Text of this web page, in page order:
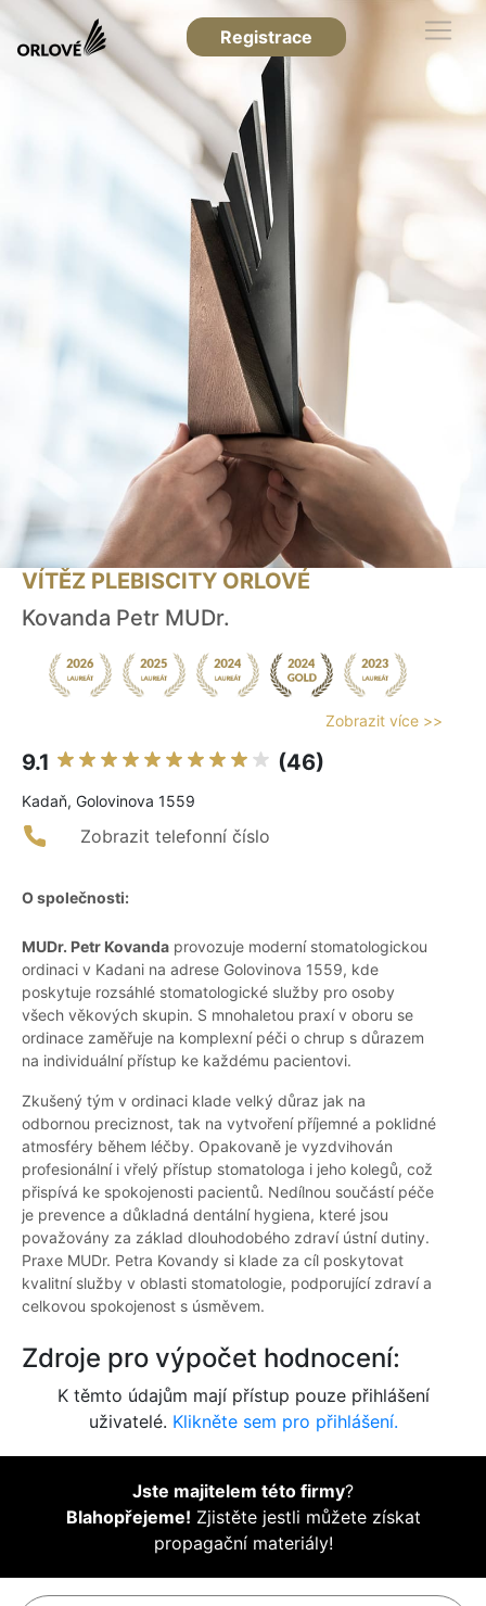
Registrace
VÍTĚZ PLEBISCITY ORLOVÉ
Kovanda Petr MUDr.
Zobrazit více >>
9.1 (46)
Kadaň, Golovinova 1559
Zobrazit telefonní číslo
O společnosti:
MUDr. Petr Kovanda provozuje moderní stomatologickou
ordinaci v Kadani na adrese Golovinova 1559, kde
poskytuje rozsáhlé stomatologické služby pro osoby
všech věkových skupin. S mnohaletou praxí v oboru se
ordinace zaměřuje na komplexní péči o chrup s důrazem
na individuální přístup ke každému pacientovi.
Zkušený tým v ordinaci klade velký důraz jak na
odbornou preciznost, tak na vytvoření příjemné a poklidné
atmosféry během léčby. Opakovaně je vyzdvihován
profesionální i vřelý přístup stomatologa i jeho kolegů, což
přispívá ke spokojenosti pacientů. Nedílnou součástí péče
je prevence a důkladná dentální hygiena, které jsou
považovány za základ dlouhodobého zdraví ústní dutiny.
Praxe MUDr. Petra Kovandy si klade za cíl poskytovat
kvalitní služby v oblasti stomatologie, podporující zdraví a
celkovou spokojenost s úsměvem.
Zdroje pro výpočet hodnocení:
K těmto údajům mají přístup pouze přihlášení
uživatelé. Klikněte sem pro přihlášení.
Jste majitelem této firmy?
Blahopřejeme! Zjistěte jestli můžete získat
propagační materiály!